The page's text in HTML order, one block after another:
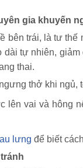
gia khuyến
bên trái, là tư
tự nhiên,
thai.
thở khi ngủ,
lên vai và hông
lưng để biết